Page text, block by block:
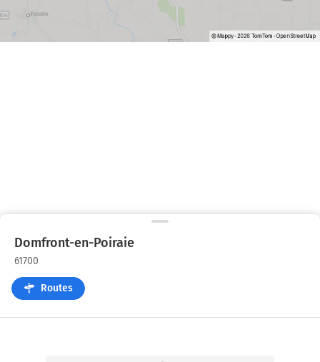
Domfront-en-Poiraie
61700
Routes